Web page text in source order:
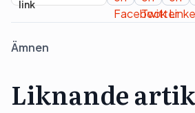
Ämnen
Liknande